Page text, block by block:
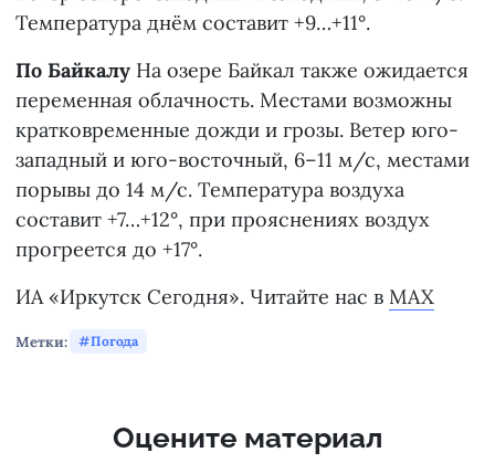
Температура днём составит +9…+11°.
По Байкалу На озере Байкал также ожидается
переменная облачность. Местами возможны
кратковременные дожди и грозы. Ветер юго-
западный и юго-восточный, 6–11 м/с, местами
порывы до 14 м/с. Температура воздуха
составит +7…+12°, при прояснениях воздух
прогреется до +17°.
ИА «Иркутск Сегодня». Читайте нас в MAX
Метки: Погода
Оцените материал